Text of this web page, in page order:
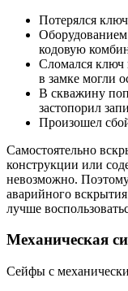
Потерялся
Оборудованием
кодовую
Сломался ключ
в замке могли
В скважину
застопорил
Произошел
Самостоятельно
конструкции или
невозможно.
аварийного
лучше
Механическая
Сейфы с